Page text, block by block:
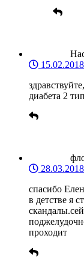
диабета 2
спасибо
в детстве я
проходит